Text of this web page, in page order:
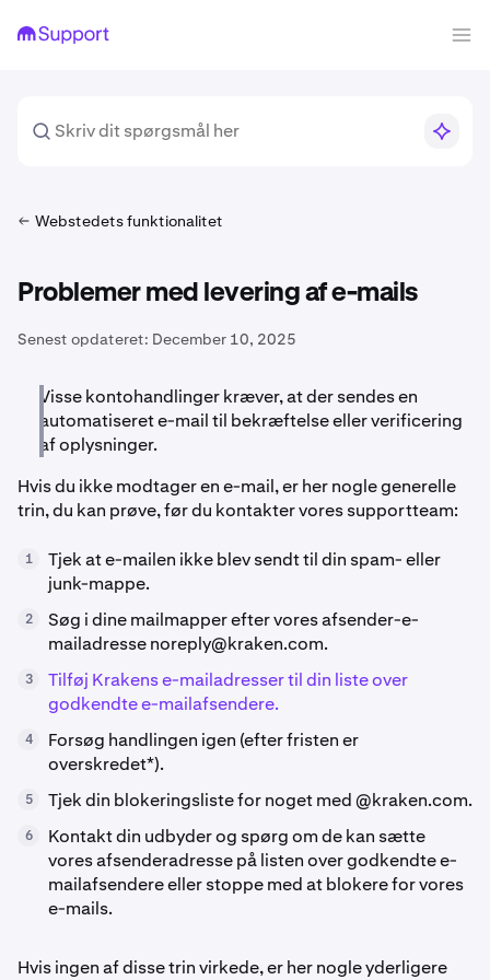
Webstedets funktionalitet
Problemer med levering af e-mails
Senest opdateret: December 10, 2025
Visse kontohandlinger kræver, at der sendes en
automatiseret e-mail til bekræftelse eller verificering
af oplysninger.
Hvis du ikke modtager en e-mail, er her nogle generelle
trin, du kan prøve, før du kontakter vores supportteam:
1
Tjek at e-mailen ikke blev sendt til din spam- eller
junk-mappe.
2
Søg i dine mailmapper efter vores afsender-e-
mailadressenoreply@kraken.com.
3
Tilføj Krakens e-mailadresser til din liste over
godkendte e-mailafsendere.
4
Forsøg handlingen igen (efter fristen er
overskredet*).
5 Tjek din blokeringsliste for noget med @kraken.com.
6
Kontakt din udbyder og spørg om de kan sætte
vores afsenderadresse på listen over godkendte e-
mailafsendere eller stoppe med at blokere for vores
e-mails.
Hvis ingen af disse trin virkede, er her nogle yderligere